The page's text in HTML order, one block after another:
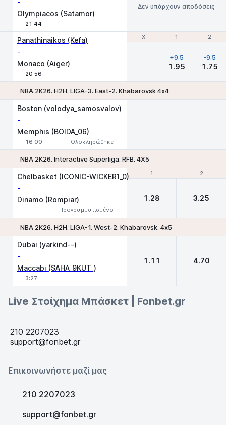
-
Olympiacos (Satamor)
21:44
Δεν υπάρχουν αποδόσεις
Χ 1 2
Panathinaikos (Kefa)
-
Monaco (Aiger)
20:56
Χ 1 2
+9.5
1.95
-9.5
1.75
NBA 2K26. H2H. LIGA-3. East-2. Khabarovsk 4х4
Boston (volodya_samosvalov)
-
Memphis (BOIDA_06)
16:00 Ολοκληρώθηκε
NBA 2K26. Interactive Superliga. RFB. 4X5
1 2
Chelbasket (ICONIC-WICKER1_0)
-
Dinamo (Rompiar)
Προγραμματισμένο
1 2
1.28 3.25
NBA 2K26. H2H. LIGA-1. West-2. Khabarovsk. 4х5
Dubai (yarkind--)
-
Maccabi (SAHA_9KUT_)
3:27
1.11 4.70
Live Στοίχημα Μπάσκετ | Fonbet.gr
210 2207023
support@fonbet.gr
Επικοινωνήστε μαζί μας
210 2207023
support@fonbet.gr